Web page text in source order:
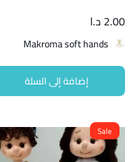
2.00 د.ا
Makroma soft hands
إضافة إلى السلة
Sale